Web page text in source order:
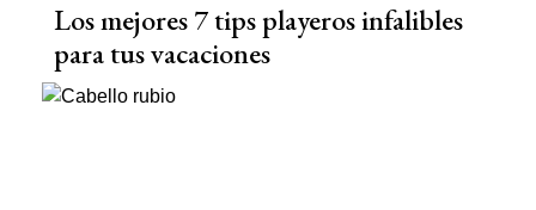
Los mejores 7 tips playeros infalibles
para tus vacaciones